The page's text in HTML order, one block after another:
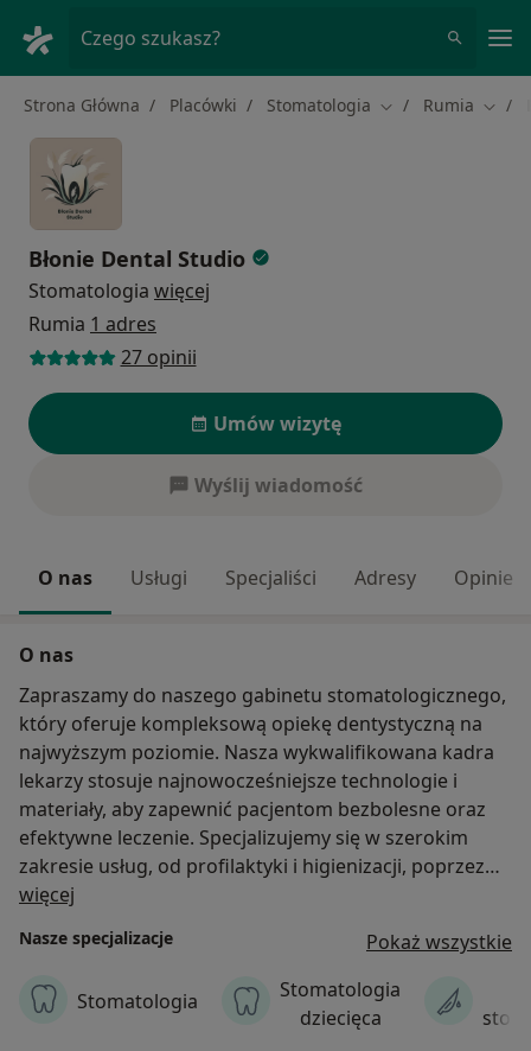
Czego szukasz?
Strona Główna Placówki Stomatologia Zmień miasto
Rumia
Błonie Dental Studio
Stomatologia więcej
Rumia 1 adres
27 opinii
Umów wizytę
Wyślij wiadomość
O nas Usługi Specjaliści Adresy Opinie
O nas
Zapraszamy do naszego gabinetu stomatologicznego,
który oferuje kompleksową opiekę dentystyczną na
najwyższym poziomie. Nasza wykwalifikowana kadra
lekarzy stosuje najnowocześniejsze technologie i
materiały, aby zapewnić pacjentom bezbolesne oraz
efektywne leczenie. Specjalizujemy się w szerokim
zakresie usług, od profilaktyki i higienizacji, poprzez
leczenie zachowawcze i estetyczne, ortodontyczne jak
implantologiczne.
W naszym gabinecie stawiamy na indywidualne
podejście do każdego pacjenta, dbając o miłą i
spokojną atmosferę. Rozumiemy, że wizyta u dentysty
więcej
Nasze specjalizacje Pokaż wszystkie
Stomatologia
Stomatologia
dziecięca